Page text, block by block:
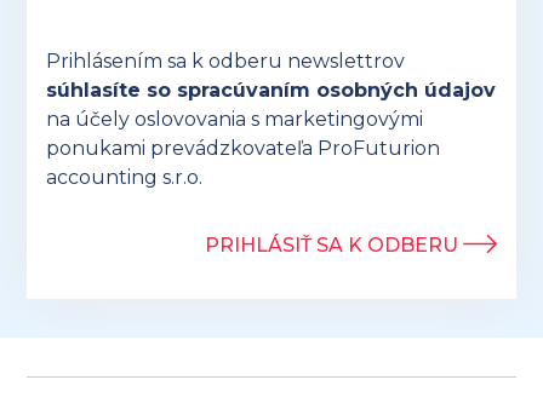
Prihlásením sa k odberu newslettrov
súhlasíte so spracúvaním osobných údajov
na účely oslovovania s marketingovými
ponukami prevádzkovateľa ProFuturion
accounting s.r.o.
PRIHLÁSIŤ SA K ODBERU